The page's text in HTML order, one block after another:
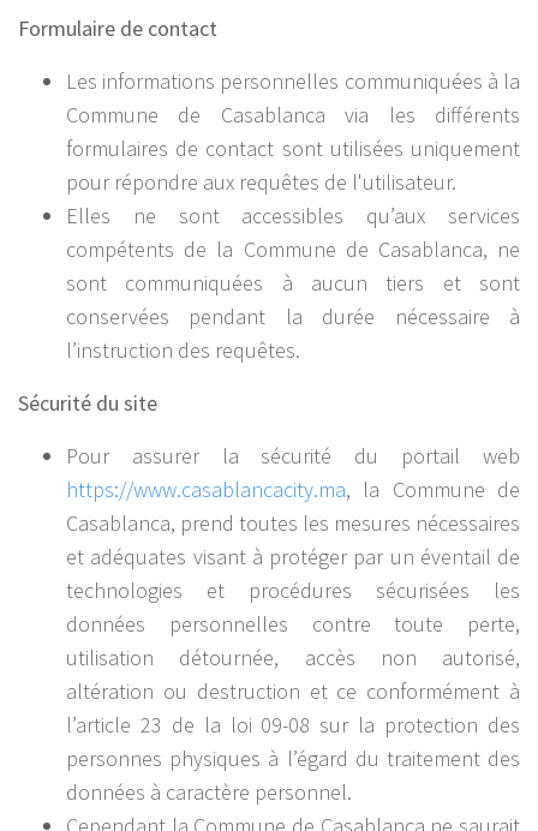
Formulaire de contact
Les informations personnelles communiquées à la
Commune de Casablanca via les différents
formulaires de contact sont utilisées uniquement
pour répondre aux requêtes de l'utilisateur.
Elles ne sont accessibles qu’aux services
compétents de la Commune de Casablanca, ne
sont communiquées à aucun tiers et sont
conservées pendant la durée nécessaire à
l’instruction des requêtes.
Sécurité du site
Pour assurer la sécurité du portail web
https://www.casablancacity.ma, la Commune de
Casablanca, prend toutes les mesures nécessaires
et adéquates visant à protéger par un éventail de
technologies et procédures sécurisées les
données personnelles contre toute perte,
utilisation détournée, accès non autorisé,
altération ou destruction et ce conformément à
l’article 23 de la loi 09-08 sur la protection des
personnes physiques à l’égard du traitement des
données à caractère personnel.